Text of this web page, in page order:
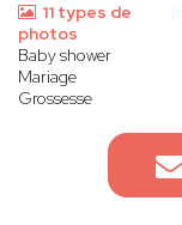
11 types de
photos
Baby shower
Mariage
Grossesse